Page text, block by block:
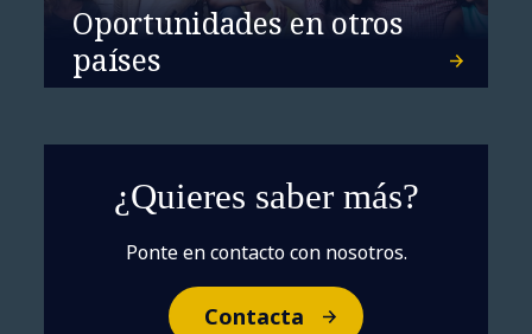
Oportunidades en otros
países
¿Quieres saber más?
Ponte en contacto con nosotros.
Contacta